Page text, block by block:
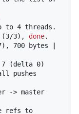
to 4 threads.
(3/3), done.
700 bytes |
(delta 0)
pushes
-> master